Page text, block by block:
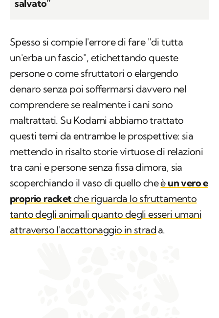
salvato”
Spesso si compie l'errore di fare "di tutta
un'erba un fascio", etichettando queste
persone o come sfruttatori o elargendo
denaro senza poi soffermarsi davvero nel
comprendere se realmente i cani sono
maltrattati. Su Kodami abbiamo trattato
questi temi da entrambe le prospettive: sia
mettendo in risalto storie virtuose di relazioni
tra cani e persone senza fissa dimora, sia
scoperchiando il vaso di quello cheè un vero e
proprio racketche riguarda lo sfruttamento
tanto degli animali quanto degli esseri umani
attraverso l'accattonaggio in strad a.